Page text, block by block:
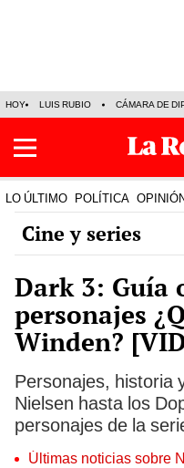
HOY LUIS RUBIO CÁMARA DE
LO ÚLTIMO POLÍTICA
Cine y series
Dark 3: Guía
personajes
Winden?
Personajes, historia
Nielsen hasta los
personajes de la
Últimas noticias sobre